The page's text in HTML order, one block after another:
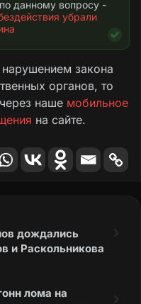
ДНР»
и не вывезена
ЕРФ отчитался,
него не считает
возле
годы уже
свалки ветвей,
в
убрали
закона
органов, то
наше мобильное
на сайте.
дождались
и Раскольникова
лома на